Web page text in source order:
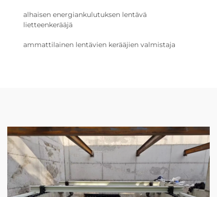
alhaisen energiankulutuksen lentävä
lietteenkerääjä
ammattilainen lentävien kerääjien valmistaja